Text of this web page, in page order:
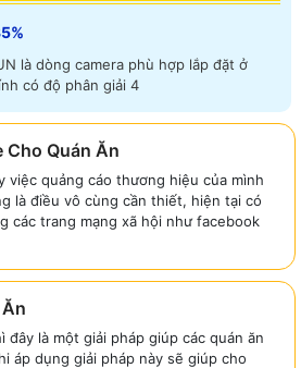
là dòng camera phù hợp lắp đặt ở
có độ phân giải 4
Cho Quán Ăn
việc quảng cáo thương hiệu của mình
là điều vô cùng cần thiết, hiện tại có
các trang mạng xã hội như facebook
đây là một giải pháp giúp các quán ăn
áp dụng giải pháp này sẽ giúp cho